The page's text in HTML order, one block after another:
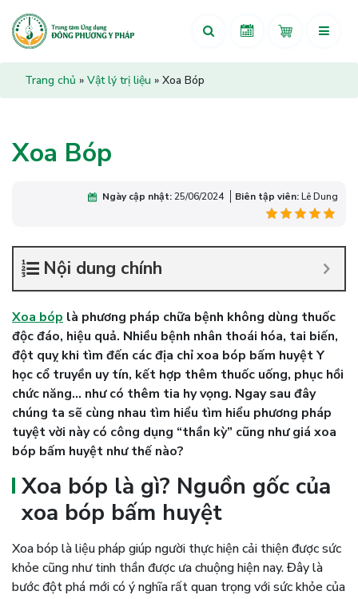
Trang chủ » Vật lý trị liệu » Xoa Bóp
Xoa Bóp
Ngày cập nhật:25/06/2024 Biên tập viên:Lê Dung
Nội dung chính
Xoa bóp là phương pháp chữa bệnh không dùng thuốc
độc đáo, hiệu quả. Nhiều bệnh nhân thoái hóa, tai biến,
đột quỵ khi tìm đến các địa chỉ xoa bóp bấm huyệt Y
học cổ truyền uy tín, kết hợp thêm thuốc uống, phục hồi
chức năng… như có thêm tia hy vọng. Ngay sau đây
chúng ta sẽ cùng nhau tìm hiểu tìm hiểu phương pháp
tuyệt vời này có công dụng “thần kỳ” cũng như giá xoa
bóp bấm huyệt như thế nào?
Xoa bóp là gì? Nguồn gốc của
xoa bóp bấm huyệt
Xoa bóp là liệu pháp giúp người thực hiện cải thiện được sức
khỏe cũng như tinh thần được ưa chuộng hiện nay. Đây là
bước đột phá mới có ý nghĩa rất quan trọng với sức khỏe của